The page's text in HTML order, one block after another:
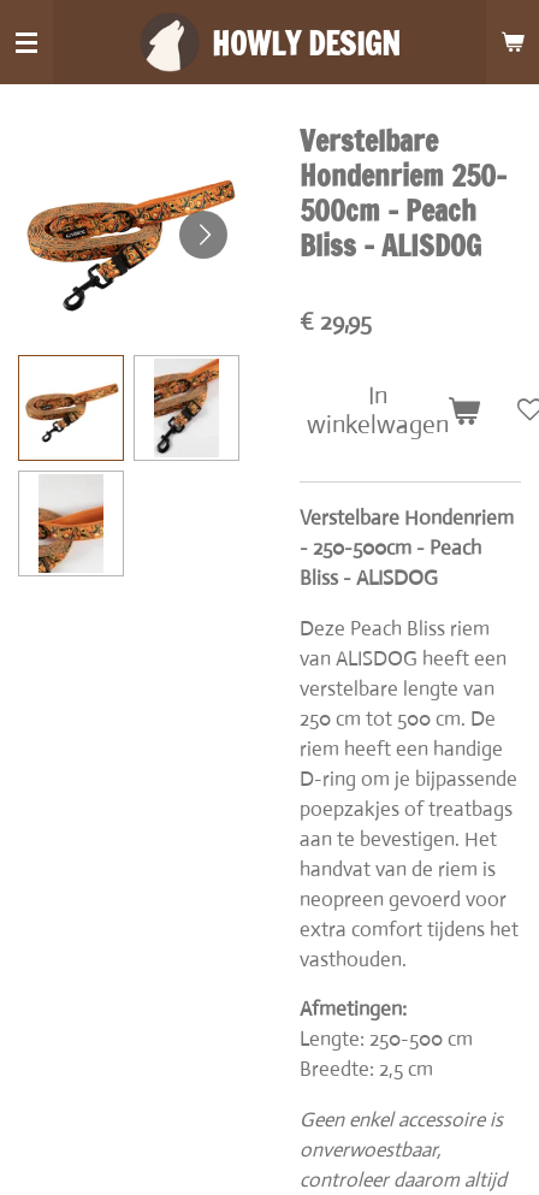
direct
naar
HOWLY DESIGN
Verstelbare
Hondenriem 250-
500cm - Peach
Bliss - ALISDOG
€ 29,95
In
winkelwagen
Verstelbare Hondenriem
- 250-500cm - Peach
Bliss - ALISDOG
Deze Peach Bliss riem
van ALISDOG heeft een
verstelbare lengte van
250 cm tot 500 cm. De
riem heeft een handige
D-ring om je bijpassende
poepzakjes of treatbags
aan te bevestigen. Het
handvat van de riem is
neopreen gevoerd voor
extra comfort tijdens het
vasthouden.
Afmetingen:
Lengte: 250-500 cm
Breedte: 2,5 cm
Geen enkel accessoire is
onverwoestbaar,
controleer daarom altijd